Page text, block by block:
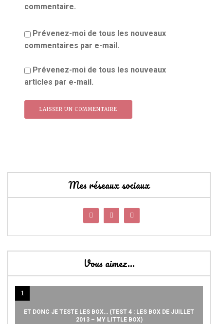
commentaire.
Prévenez-moi de tous les nouveaux
commentaires par e-mail.
Prévenez-moi de tous les nouveaux
articles par e-mail.
Mes réseaux sociaux
Vous aimez…
1
ET DONC JE TESTE LES BOX… (TEST 4 : LES BOX DE JUILLET
2013 – MY LITTLE BOX)